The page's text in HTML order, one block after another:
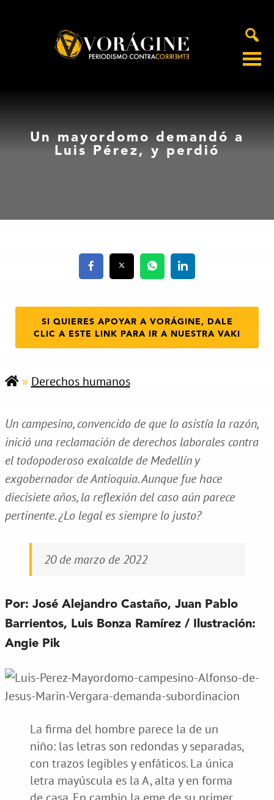
Un mayordomo demandó a
Luis Pérez, y perdió
SI QUIERES APOYAR A VORÁGINE, DALE
CLIC A ESTE LINK PARA IR A NUESTRA VAKI
» Derechos humanos
Un campesino, convencido de que lo asistía la razón,
inició una reclamación de derechos laborales contra
el todopoderoso exalcalde de Medellín y
exgobernador de Antioquia. Aunque fue hace
diecisiete años, la reflexión del caso aún parece
pertinente. ¿Lo legal es siempre lo justo?
20 de marzo de 2022
Por: José Alejandro Castaño, Juan Pablo
Barrientos, Luis Bonza Ramírez / Ilustración:
Angie Pik
La firma del hombre parece la de un
niño: las letras son redondas y separadas,
con trazos legibles y enfáticos. La única
letra mayúscula es la A, alta y en forma